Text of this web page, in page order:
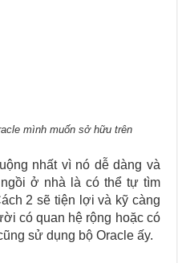
mình muốn sở hữu trên
nhất vì nó dễ dàng và
ở nhà là có thể tự tìm
2 sẽ tiện lợi và kỹ càng
có quan hệ rộng hoặc có
sử dụng bộ Oracle ấy.